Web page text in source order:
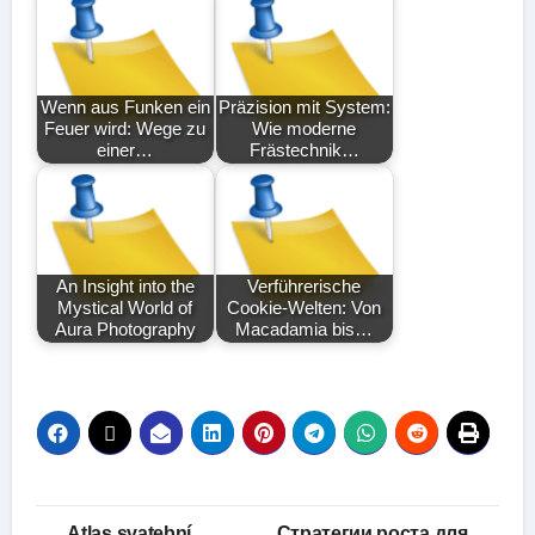
Wenn aus Funken ein
Feuer wird: Wege zu
einer…
Präzision mit System:
Wie moderne
Frästechnik…
An Insight into the
Mystical World of
Aura Photography
Verführerische
Cookie-Welten: Von
Macadamia bis…